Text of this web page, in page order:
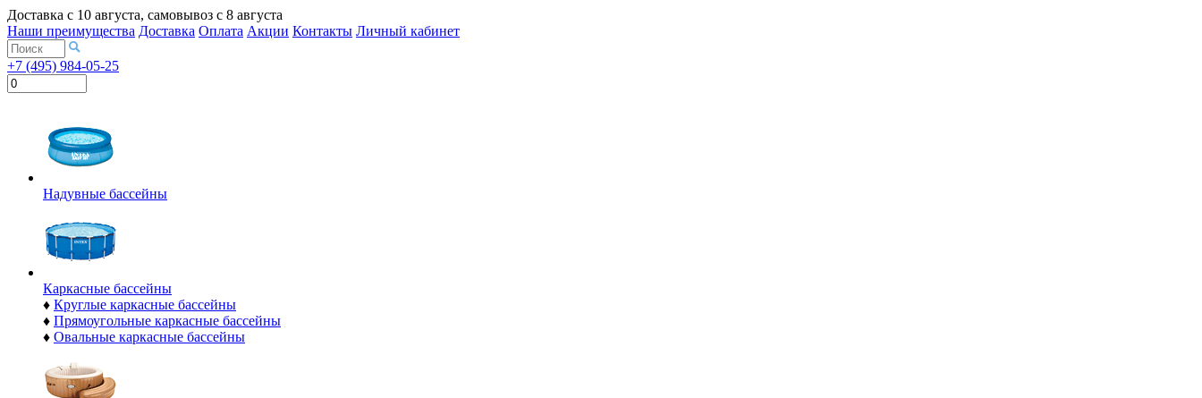
Доставка с 10 августа, самовывоз с 8 августа
Наши преимущества Доставка Оплата Акции Контакты Личный кабинет
+7 (495) 984-05-25
Надувные бассейны
Каркасные бассейны
♦ Круглые каркасные бассейны
♦ Прямоугольные каркасные бассейны
♦ Овальные каркасные бассейны